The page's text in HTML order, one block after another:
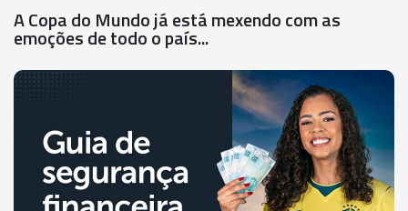
A Copa do Mundo já está mexendo com as
emoções de todo o país...